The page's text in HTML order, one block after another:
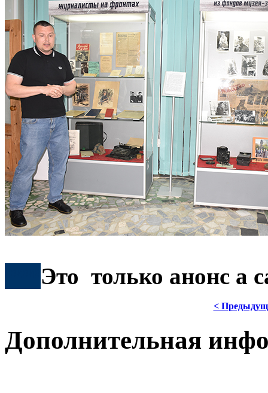
Это только анонс а
<
Дополнительная